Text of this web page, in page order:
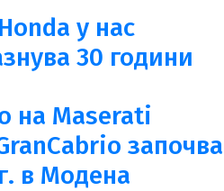
у нас
30 години
на Maserati
започва
в Модена